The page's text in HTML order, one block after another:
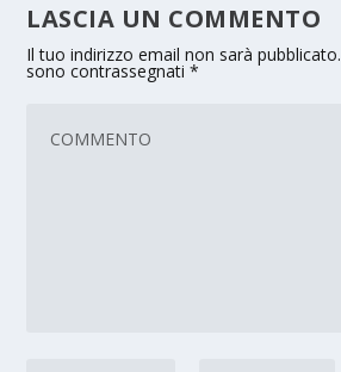
LASCIA UN COMMENTO
Il tuo indirizzo email non sarà pubblicato.
sono contrassegnati*